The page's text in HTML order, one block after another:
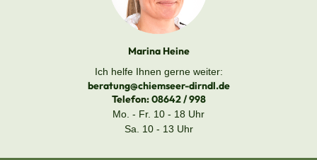
Marina Heine
Ich helfe Ihnen gerne weiter:
beratung@chiemseer-dirndl.de
Telefon:08642 / 998
Mo. - Fr. 10 - 18 Uhr
Sa. 10 - 13 Uhr